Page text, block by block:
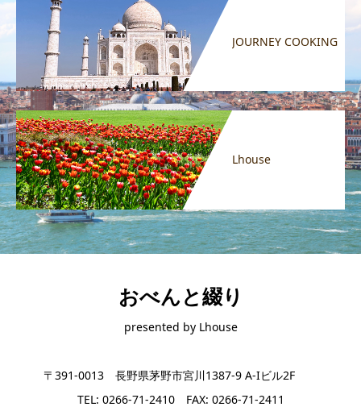
JOURNEY COOKING
Lhouse
おべんと綴り
presented by Lhouse
〒391-0013 長野県茅野市宮川1387-9 A-Iビル2F
TEL: 0266-71-2410 FAX: 0266-71-2411